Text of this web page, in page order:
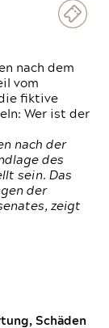
nach dem
vom
fiktive
Wer ist der
nach der
des
sein. Das
der
zeigt
Schäden